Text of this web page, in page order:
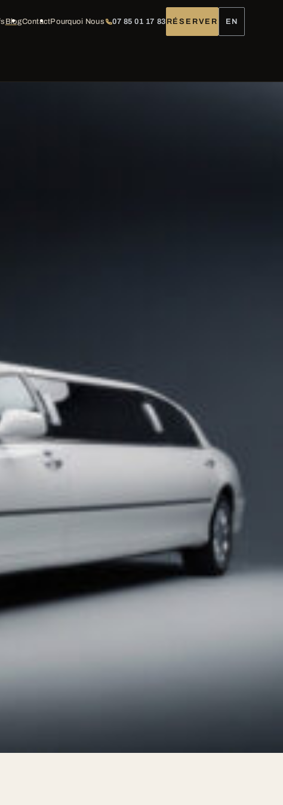
BlogContactPourquoi Nous 07 85 01 17 83 RÉSERVER EN